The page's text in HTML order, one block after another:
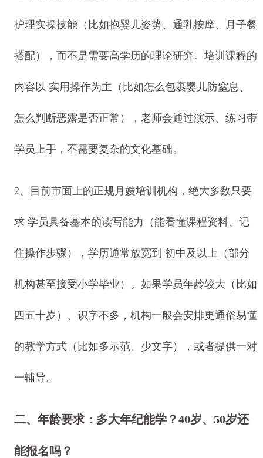
护理实操技能（比如抱婴儿姿势、通乳按摩、月子餐
搭配），而不是需要高学历的理论研究。培训课程的
内容以 实用操作为主（比如怎么包裹婴儿防窒息、
怎么判断恶露是否正常），老师会通过演示、练习带
学员上手，不需要复杂的文化基础。
2、目前市面上的正规月嫂培训机构，绝大多数只要
求 学员具备基本的读写能力（能看懂课程资料、记
住操作步骤），学历通常放宽到 初中及以上（部分
机构甚至接受小学毕业）。如果学员年龄较大（比如
四五十岁）、识字不多，机构一般会安排更通俗易懂
的教学方式（比如多示范、少文字），或者提供一对
一辅导。
二、年龄要求：多大年纪能学？40岁、50岁还
能报名吗？